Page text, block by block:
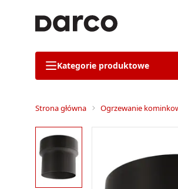
Kategorie produktowe
Strona główna Ogrzewanie